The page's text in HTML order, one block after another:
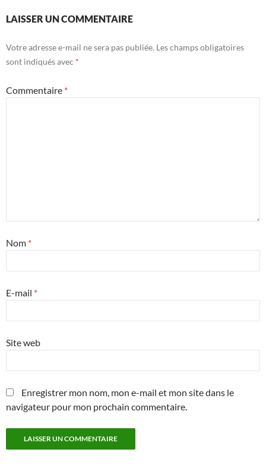
LAISSER UN COMMENTAIRE
Votre adresse e-mail ne sera pas publiée. Les champs obligatoires
sont indiqués avec *
Commentaire *
Nom *
E-mail *
Site web
Enregistrer mon nom, mon e-mail et mon site dans le
navigateur pour mon prochain commentaire.